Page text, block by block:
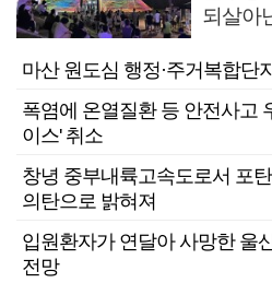
되살아
마산 원도심 행정·주거복합단
폭염에 온열질환 등 안전사고
이스' 취소
창녕 중부내륙고속도로서 포
의탄으로 밝혀져
입원환자가 연달아 사망한 울
전망